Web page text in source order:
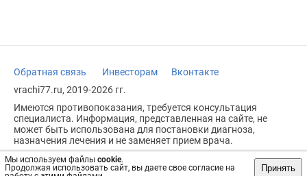
Мы используем файлы cookie.
Продолжая использовать сайт, вы даете свое согласие на
Принять
Обратная связь Инвесторам
Вконтакте
vrachi77.ru, 2019-2026 гг.
Имеются противопоказания, требуется консультация
специалиста. Информация, представленная на сайте, не
может быть использована для постановки диагноза,
назначения лечения и не заменяет прием врача.
Возрастное ограничение: 18+